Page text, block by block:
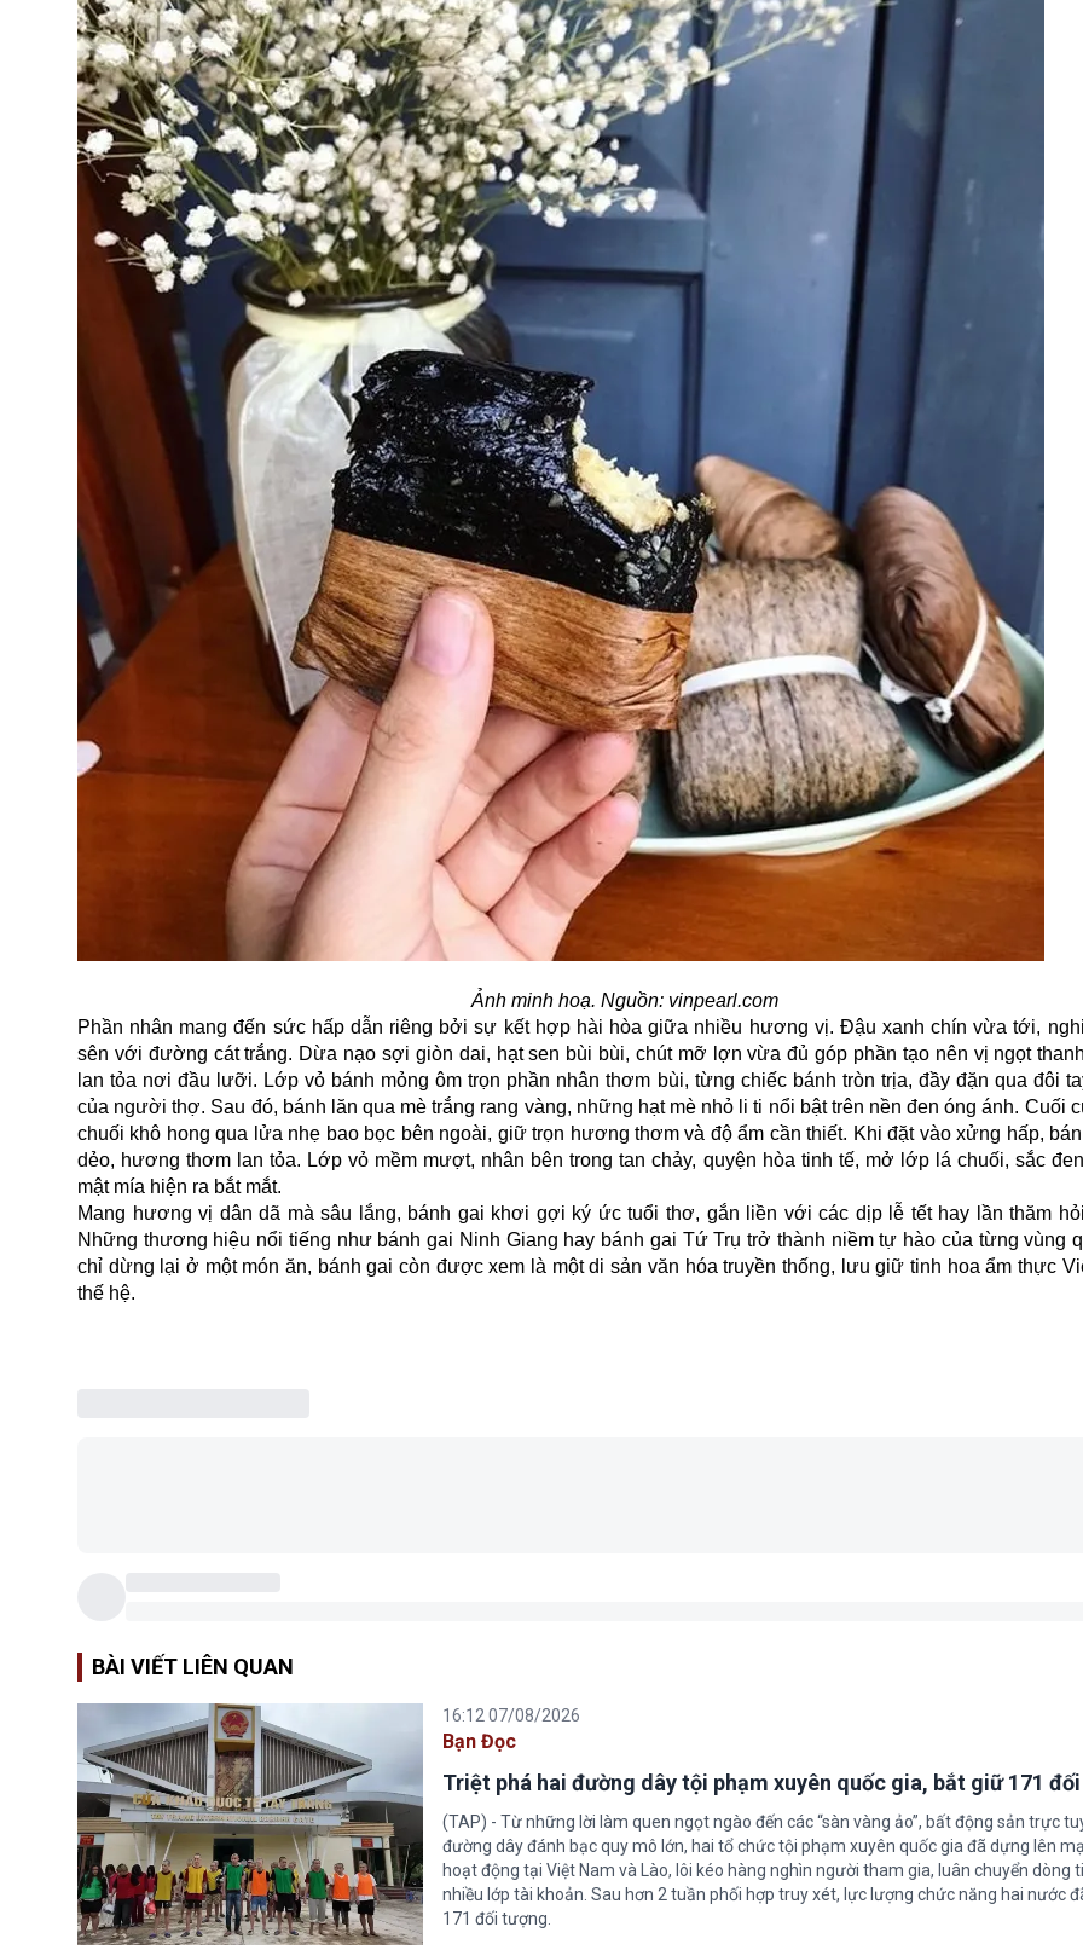
Ảnh minh hoạ. Nguồn: vinpearl.com
Phần nhân mang đến sức hấp dẫn riêng bởi sự kết hợp hài hòa giữa nhiều hương vị. Đậu xanh chín vừa tới,
sên với đường cát trắng. Dừa nạo sợi giòn dai, hạt sen bùi bùi, chút mỡ lợn vừa đủ góp phần tạo nên vị ngọt
lan tỏa nơi đầu lưỡi. Lớp vỏ bánh mỏng ôm trọn phần nhân thơm bùi, từng chiếc bánh tròn trịa, đầy đặn qua đôi
của người thợ. Sau đó, bánh lăn qua mè trắng rang vàng, những hạt mè nhỏ li ti nổi bật trên nền đen óng ánh. Cuối
chuối khô hong qua lửa nhẹ bao bọc bên ngoài, giữ trọn hương thơm và độ ẩm cần thiết. Khi đặt vào xửng hấp,
dẻo, hương thơm lan tỏa. Lớp vỏ mềm mượt, nhân bên trong tan chảy, quyện hòa tinh tế, mở lớp lá chuối, sắc
mật mía hiện ra bắt mắt.
Mang hương vị dân dã mà sâu lắng, bánh gai khơi gợi ký ức tuổi thơ, gắn liền với các dịp lễ tết hay lần thăm
Những thương hiệu nổi tiếng như bánh gai Ninh Giang hay bánh gai Tứ Trụ trở thành niềm tự hào của từng vùng
chỉ dừng lại ở một món ăn, bánh gai còn được xem là một di sản văn hóa truyền thống, lưu giữ tinh hoaẩm thực
thế hệ.
BÀI VIẾT LIÊN QUAN
16:12 07/08/2026
Bạn Đọc
Triệt phá hai đường dây tội phạm xuyên quốc gia, bắt giữ 171
(TAP) - Từ những lời làm quen ngọt ngào đến các “sàn vàng ảo”, bất động sản trực
đường dây đánh bạc quy mô lớn, hai tổ chức tội phạm xuyên quốc gia đã dựng lên
hoạt động tại Việt Nam và Lào, lôi kéo hàng nghìn người tham gia, luân chuyển dòng
nhiều lớp tài khoản. Sau hơn 2 tuần phối hợp truy xét, lực lượng chức năng hai nước
171 đối tượng.